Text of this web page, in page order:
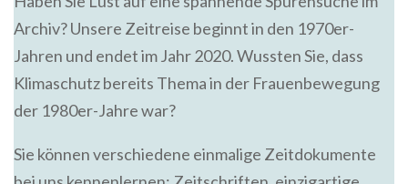
Archiv? Unsere Zeitreise beginnt in den 1970er-
Jahren und endet im Jahr 2020. Wussten Sie, dass
Klimaschutz bereits Thema in der Frauenbewegung
der 1980er-Jahre war?
Sie können verschiedene einmalige Zeitdokumente